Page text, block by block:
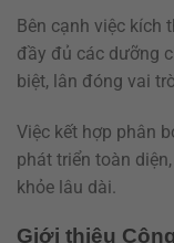
Bên cạnh việc kích
đầy đủ các dưỡng
biệt, lân đóng vai
Việc kết hợp phân
phát triển toàn
khỏe lâu dài.
Giới thiệu